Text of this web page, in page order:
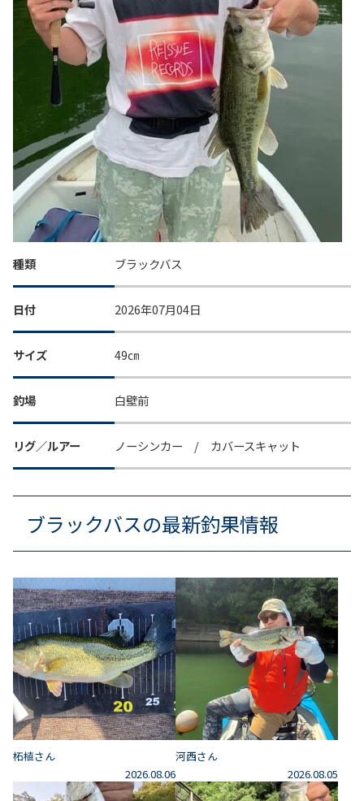
種類 ブラックバス
日付 2026年07月04日
サイズ 49㎝
釣場 白壁前
リグ／ルアー ノーシンカー / カバースキャット
ブラックバスの最新釣果情報
柘植さん
2026.08.06
河西さん
2026.08.05